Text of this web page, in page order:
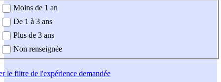
demandée
Moins de 1 an
De 1 à 3 ans
Plus de 3 ans
Non renseignée
le filtre de l'expérience demandée